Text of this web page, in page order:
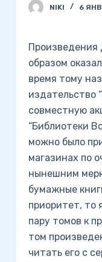
NIKI 6
образом
время тому
издательство
совместную
“Библиотеки
можно было
магазинах по
нынешним
бумажные
приоритет, то
пару томов к
том
читать его с